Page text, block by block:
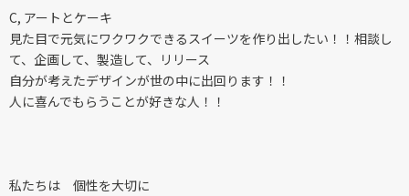
C, アートとケーキ
見た目で元気にワクワクできるスイーツを作り出したい！！相談し
て、企画して、製造して、リリース
自分が考えたデザインが世の中に出回ります！！
人に喜んでもらうことが好きな人！！
私たちは 個性を大切に